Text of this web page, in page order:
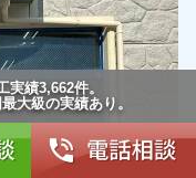
実績3,662件。
大級の実績あり。